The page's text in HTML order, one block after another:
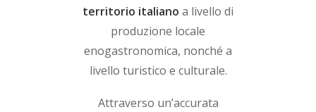
territorio italiano a livello di
produzione locale
enogastronomica, nonché a
livello turistico e culturale.
Attraverso un’accurata